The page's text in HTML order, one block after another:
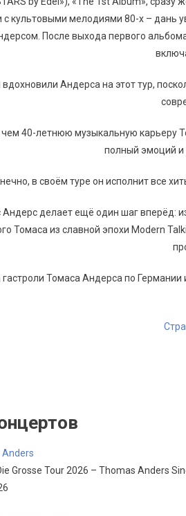
с культовыми мелодиями 80-х –
После выхода первого
Андерса на этот тур,
40-летнюю музыкальную карьеру
полный эмоций и
в своём туре он исполнит все
делает ещё один шаг вперёд:
Томаса из славной эпохи Modern
гастроли Томаса Андерса по
Grosse Tour 2026 – Thomas Anders